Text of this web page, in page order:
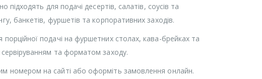
для подачі десертів, салатів, соусів та
банкетів, фуршетів та корпоративних заходів.
подачі на фуршетних столах, кава-брейках та
та форматом заходу.
номером на сайті або оформіть замовлення онлайн.